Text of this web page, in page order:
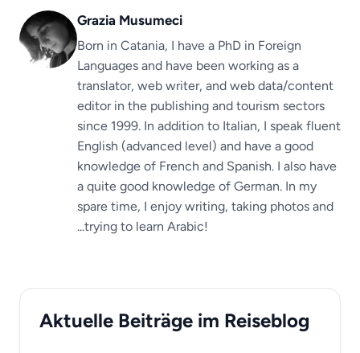
Grazia Musumeci
Born in Catania, I have a PhD in Foreign
Languages ​​and have been working as a
translator, web writer, and web data/content
editor in the publishing and tourism sectors
since 1999. In addition to Italian, I speak fluent
English (advanced level) and have a good
knowledge of French and Spanish. I also have
a quite good knowledge of German. In my
spare time, I enjoy writing, taking photos and
...trying to learn Arabic!
Aktuelle Beiträge im Reiseblog